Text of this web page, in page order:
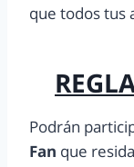
que todos tus
Podrán
Fan que